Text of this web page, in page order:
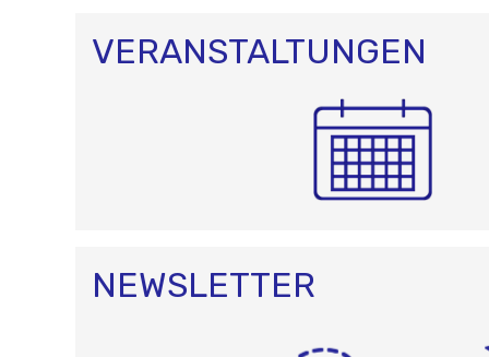
VERANSTALTUNGEN
NEWSLETTER